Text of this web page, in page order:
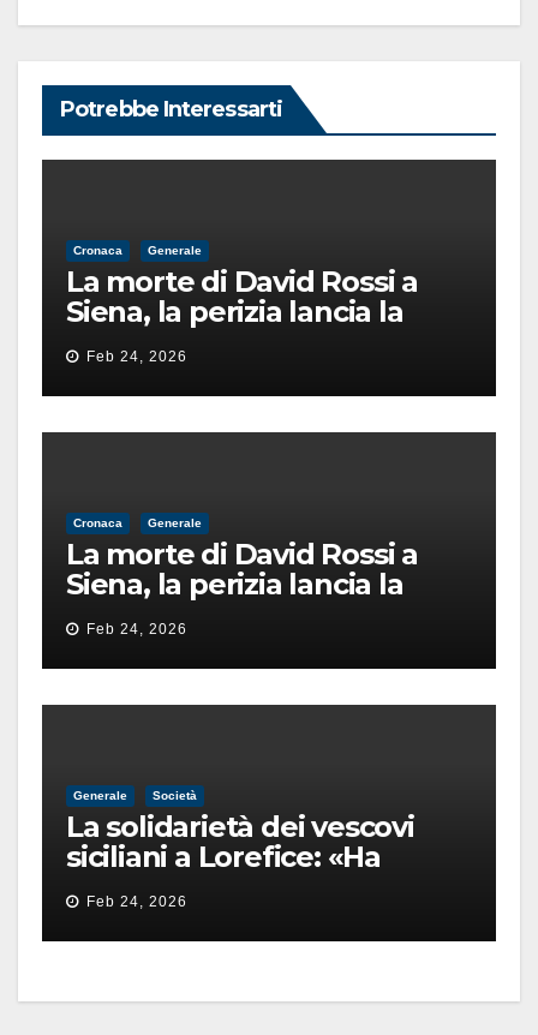
Potrebbe Interessarti
Cronaca Generale
La morte di David Rossi a
Siena, la perizia lancia la
pista di un’intimidazione
finita male
Feb 24, 2026
Cronaca Generale
La morte di David Rossi a
Siena, la perizia lancia la
pista di un’intimidazione
finita male
Feb 24, 2026
Generale Società
La solidarietà dei vescovi
siciliani a Lorefice: «Ha
difeso il valore e la dignità
dell’umanità»
Feb 24, 2026